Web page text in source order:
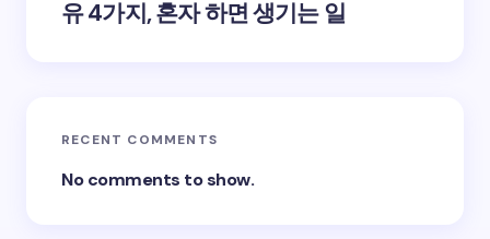
유 4가지, 혼자 하면 생기는 일
RECENT COMMENTS
No comments to show.